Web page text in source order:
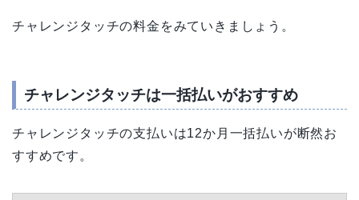
チャレンジタッチの料金をみていきましょう。
チャレンジタッチは一括払いがおすすめ
チャレンジタッチの支払いは12か月一括払いが断然お
すすめです。